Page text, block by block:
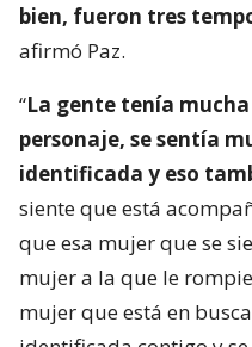
bien, fueron tres
afirmó Paz.
“La gente tenía
personaje, se sentía
identificada y eso
siente que está
que esa mujer que se
mujer a la que le
mujer que está en